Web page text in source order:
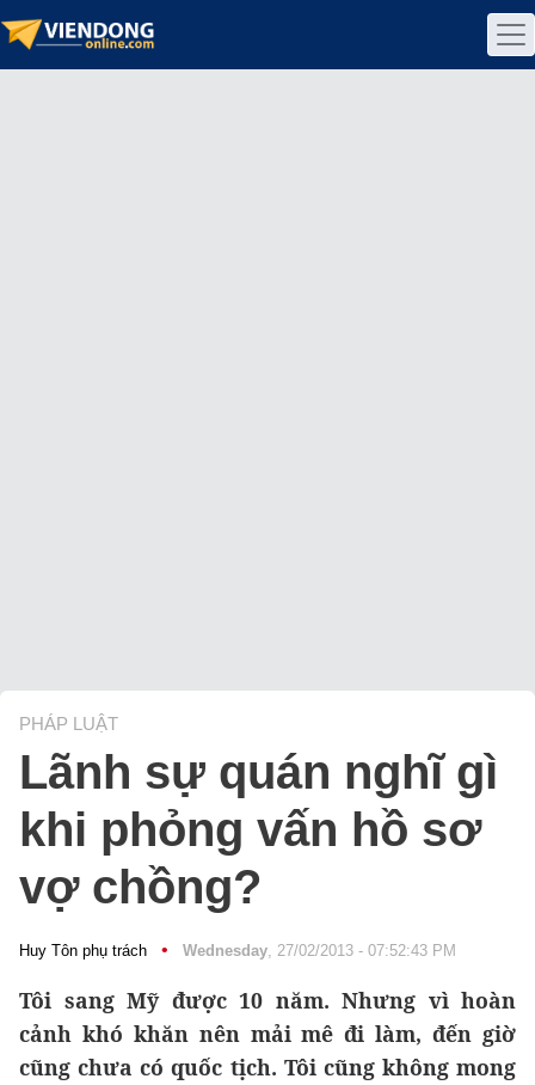
PHÁP LUẬT
Lãnh sự quán nghĩ gì
khi phỏng vấn hồ sơ
vợ chồng?
Huy Tôn phụ trách • Wednesday, 27/02/2013 - 07:52:43 PM
Tôi sang Mỹ được 10 năm. Nhưng vì hoàn
cảnh khó khăn nên mải mê đi làm, đến giờ
cũng chưa có quốc tịch. Tôi cũng không mong